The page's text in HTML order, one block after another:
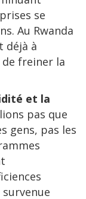
se
Au Rwanda
déjà à
freiner la
et la
pas que
gens, pas les